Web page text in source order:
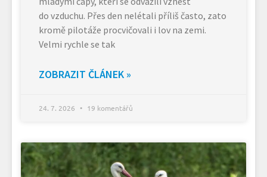
do vzduchu. Přes den nelétali příliš často, zato
kromě pilotáže procvičovali i lov na zemi.
Velmi rychle se tak
ZOBRAZIT ČLÁNEK »
24. 7. 2026 19 komentářů